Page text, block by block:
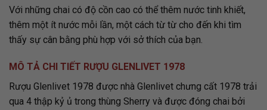
Với những chai có độ cồn cao có thể thêm nước tinh khiết,
thêm một ít nước mỗi lần, một cách từ từ cho đến khi tìm
thấy sự cân bằng phù hợp với sở thích của bạn.
MÔ TẢ CHI TIẾT RƯỢU GLENLIVET 1978
Rượu Glenlivet 1978 được nhà Glenlivet chưng cất 1978 trải
qua 4 thập kỷ ủ trong thùng Sherry và được đóng chai bởi